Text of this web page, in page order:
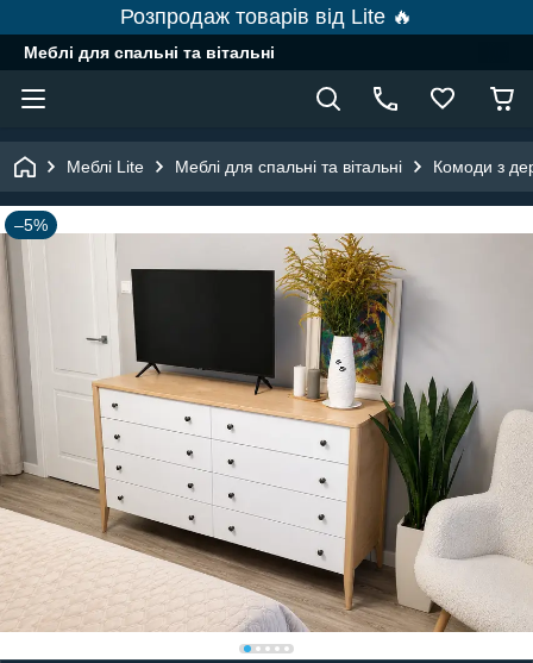
Розпродаж товарів від Lite 🔥
Меблі для спальні та вітальні
Меблі Lite Меблі для спальні та вітальні Комоди з
–5%